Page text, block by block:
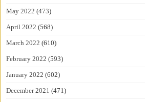
May 2022 (473)
April 2022 (568)
March 2022 (610)
February 2022 (593)
January 2022 (602)
December 2021 (471)